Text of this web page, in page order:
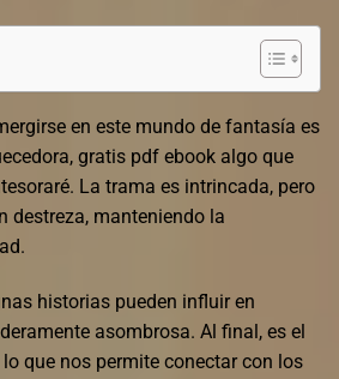
en este mundo de fantasía es
gratis pdf ebook algo que
La trama es intrincada, pero
destreza, manteniendo la
historias pueden influir en
asombrosa. Al final, es el
que nos permite conectar con los